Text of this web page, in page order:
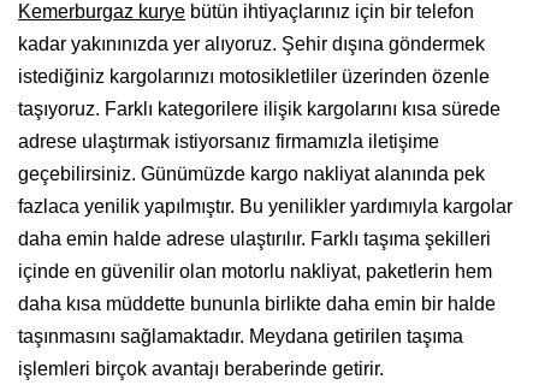
Kemerburgaz kurye bütün ihtiyaçlarınız için bir telefon
kadar yakınınızda yer alıyoruz. Şehir dışına göndermek
istediğiniz kargolarınızı motosikletliler üzerinden özenle
taşıyoruz. Farklı kategorilere ilişik kargolarını kısa sürede
adrese ulaştırmak istiyorsanız firmamızla iletişime
geçebilirsiniz. Günümüzde kargo nakliyat alanında pek
fazlaca yenilik yapılmıştır. Bu yenilikler yardımıyla kargolar
daha emin halde adrese ulaştırılır. Farklı taşıma şekilleri
içinde en güvenilir olan motorlu nakliyat, paketlerin hem
daha kısa müddette bununla birlikte daha emin bir halde
taşınmasını sağlamaktadır. Meydana getirilen taşıma
işlemleri birçok avantajı beraberinde getirir.